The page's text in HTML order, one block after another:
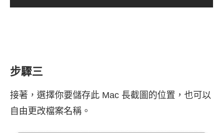
步驟三
接著，選擇你要儲存此 Mac 長截圖的位置，也可以
自由更改檔案名稱。